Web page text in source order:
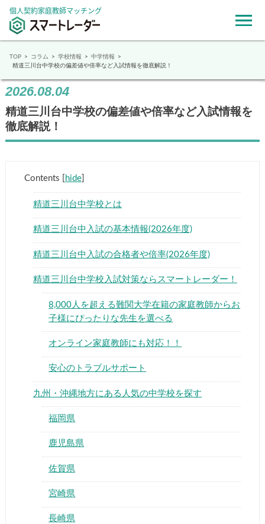
個人契約家庭教師マッチング
▶
TOP コラム 学校情報
中学情報
精道三川台中学校の偏差値や倍率など入試情報を徹底解説！
2026.08.04
精道三川台中学校の偏差値や倍率など入試情報を
徹底解説！
Contents hide]
精道三川台中学校とは
精道三川台中入試の基本情報(2026年度)
精道三川台中入試の合格者や倍率(2026年度)
精道三川台中学校入試対策ならスマートレーダー！
8,000人を超える難関大学在籍の家庭教師からお
子様にぴったりな先生を選べる
オンライン家庭教師にも対応！！
安心のトラブルサポート
九州・沖縄地方にある人気の中学校を探す
福岡県
鹿児島県
佐賀県
宮崎県
長崎県